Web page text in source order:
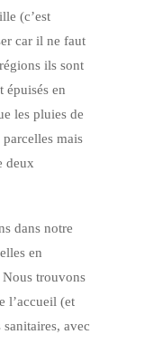
(c’est
car il ne faut
ils sont
épuisés en
les pluies de
mais
deux
dans notre
en
trouvons
l’accueil (et
avec